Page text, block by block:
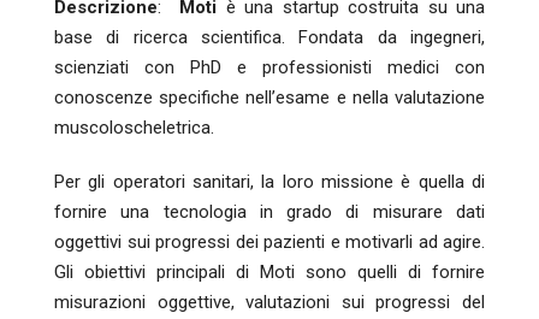
Descrizione: Moti è una startup costruita su una
base di ricerca scientifica. Fondata da ingegneri,
scienziati con PhD e professionisti medici con
conoscenze specifiche nell’esame e nella valutazione
muscoloscheletrica.
Per gli operatori sanitari, la loro missione è quella di
fornire una tecnologia in grado di misurare dati
oggettivi sui progressi dei pazienti e motivarli ad agire.
Gli obiettivi principali di Moti sono quelli di fornire
misurazioni oggettive, valutazioni sui progressi del